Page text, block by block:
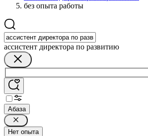
без опыта работы
ассистент директора по развитию
Абаза
Нет опыта